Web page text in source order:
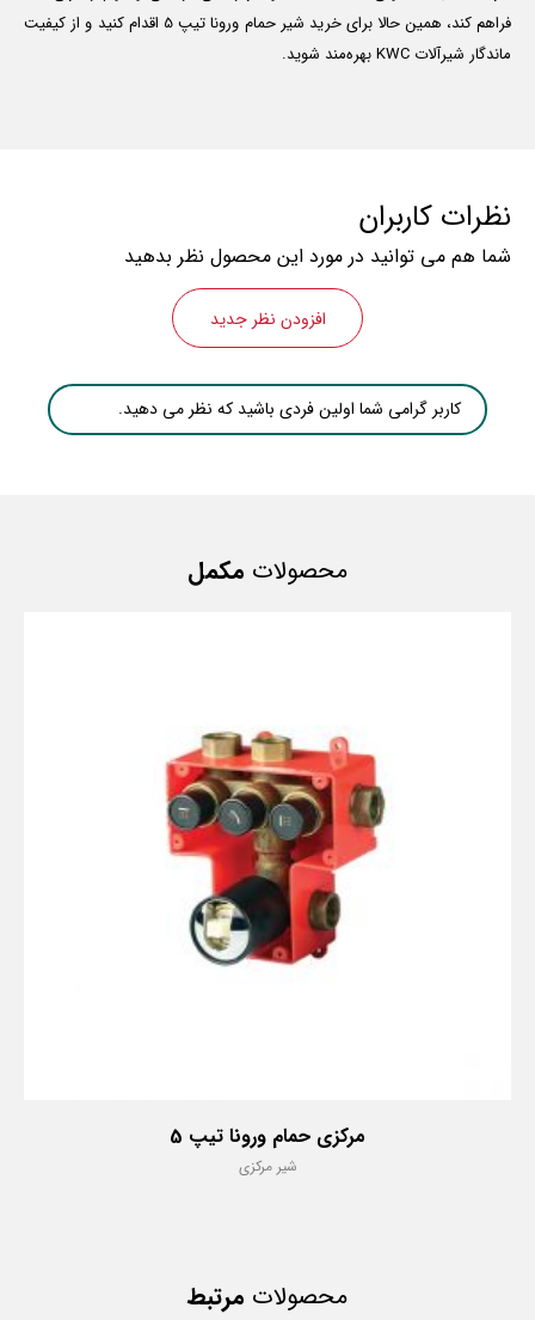
فراهم کند، همین حالا برای خرید شیر حمام ورونا تیپ 5 اقدام کنید و از کیفیت
ماندگار شیرآلات KWC بهره‌مند شوید.
نظرات کاربران
شما هم می توانید در مورد این محصول نظر بدهید
افزودن نظر جدید
کاربر گرامی شما اولین فردی باشید که نظر می دهید.
محصولات مکمل
مرکزی حمام ورونا تیپ 5
شیر مرکزی
محصولات مرتبط